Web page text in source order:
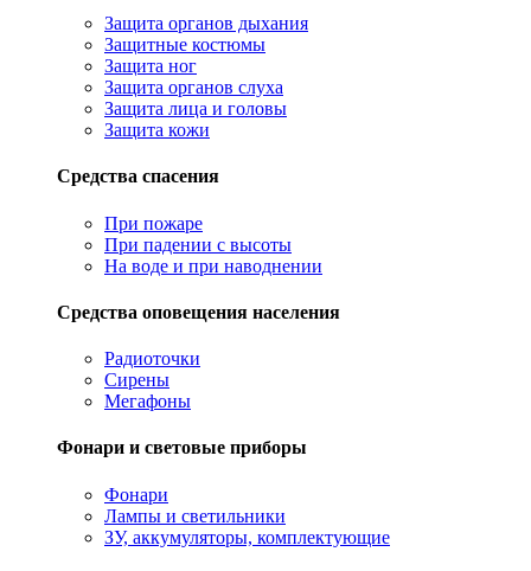
Защита органов дыхания
Защитные костюмы
Защита ног
Защита органов слуха
Защита лица и головы
Защита кожи
Средства спасения
При пожаре
При падении с высоты
На воде и при наводнении
Средства оповещения населения
Радиоточки
Сирены
Мегафоны
Фонари и световые приборы
Фонари
Лампы и светильники
ЗУ, аккумуляторы, комплектующие